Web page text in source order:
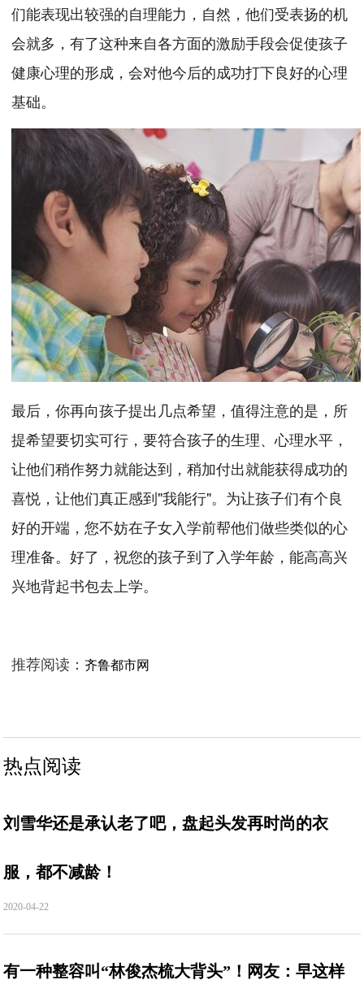
们能表现出较强的自理能力，自然，他们受表扬的机
会就多，有了这种来自各方面的激励手段会促使孩子
健康心理的形成，会对他今后的成功打下良好的心理
基础。
最后，你再向孩子提出几点希望，值得注意的是，所
提希望要切实可行，要符合孩子的生理、心理水平，
让他们稍作努力就能达到，稍加付出就能获得成功的
喜悦，让他们真正感到"我能行"。为让孩子们有个良
好的开端，您不妨在子女入学前帮他们做些类似的心
理准备。好了，祝您的孩子到了入学年龄，能高高兴
兴地背起书包去上学。
推荐阅读：齐鲁都市网
热点阅读
刘雪华还是承认老了吧，盘起头发再时尚的衣
服，都不减龄！
2020-04-22
有一种整容叫“林俊杰梳大背头”！网友：早这样